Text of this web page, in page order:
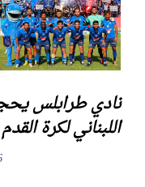
نادي طرابلس
اللبناني لكرة